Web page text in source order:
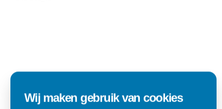
Wij maken gebruik van cookies